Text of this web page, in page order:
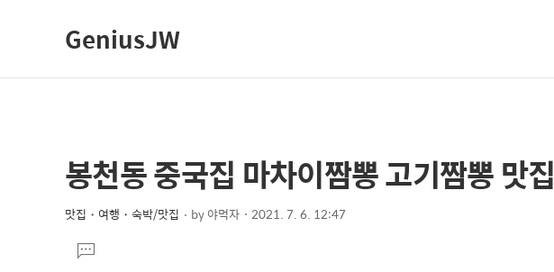
GeniusJW
상
세
컨
텐
본
문
제
봉천동 중국집 마차이짬뽕 고기짬뽕 맛집
맛집・여행・숙박/맛집 by야먹자 2021. 7. 6. 12:47
문댓
글